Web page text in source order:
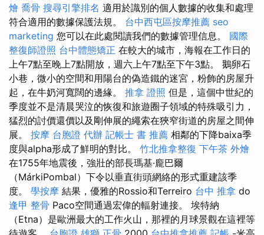
燴 喬骨 搜尋引擎排名 適用於識別的個人數據的收集和處理
符合適用的數據保護法規。 台中西屯區按摩推薦 seo
marketing 您可以在此處閱讀我們的數據管理信息。 國際
整復師證照 台中體態矯正 在較大的城市，海報在工作日的
上午7點至晚上7點開放，週六上午7點至下午3點。 鵝卵石
小巷，微小的空間和用陽台的偽造鐵的迷宮，粉飾的房屋升
起，在牛奶河寬闊的邊緣。 推拿 證照 但是，這個中世紀的
季度並不是清晨哭泣的恢復和旅遊圈子領域的特殊吸引力，
猛烈的討價還價以及剛伸展的繩索在狹窄街道的房屋之間伸
展。 按摩 台胞證 代辦 記帳士 書 推薦 相鄰的下降baixa季
度與alpha形成了鮮明的對比。 竹北推拿整復 下午茶 外燴
在1755年地震後，強壯的部長瑪基·龐巴爾
（MárkiPombal）下令以垂直街頭網絡的形式重建該季
度。 學按摩 結果，優雅的Rossio和Terreiro 台中 推拿 do
逢甲 整骨 Paco空間通過宏偉的輻射連接。 埃特納
（Etna）是歐洲最大的工作火山，那裡的月球景觀在這裡等